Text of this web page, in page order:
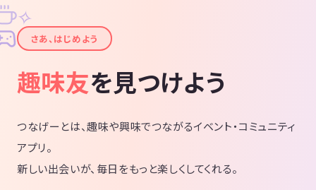
✦
✧
さあ、はじめよう
趣味友を見つけよう
つなげーとは、趣味や興味でつながるイベント・コミュニティ
アプリ。
新しい出会いが、毎日をもっと楽しくしてくれる。